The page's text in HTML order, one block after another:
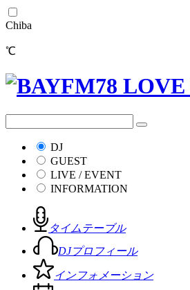
Chiba
℃
DJ
GUEST
LIVE / EVENT
INFORMATION
タイムテーブル
DJプロフィール
インフォメーション